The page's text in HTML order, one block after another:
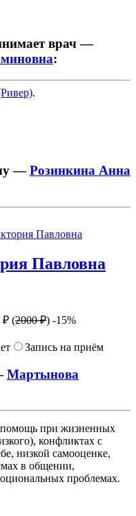
врач —
:
.
—Розинкина Анна
Павловна
₽ (2000 ₽) -15%
Запись на приём
Мартынова
помощь при жизненных
конфликтах с
низкой самооценке,
в общении,
проблемах.